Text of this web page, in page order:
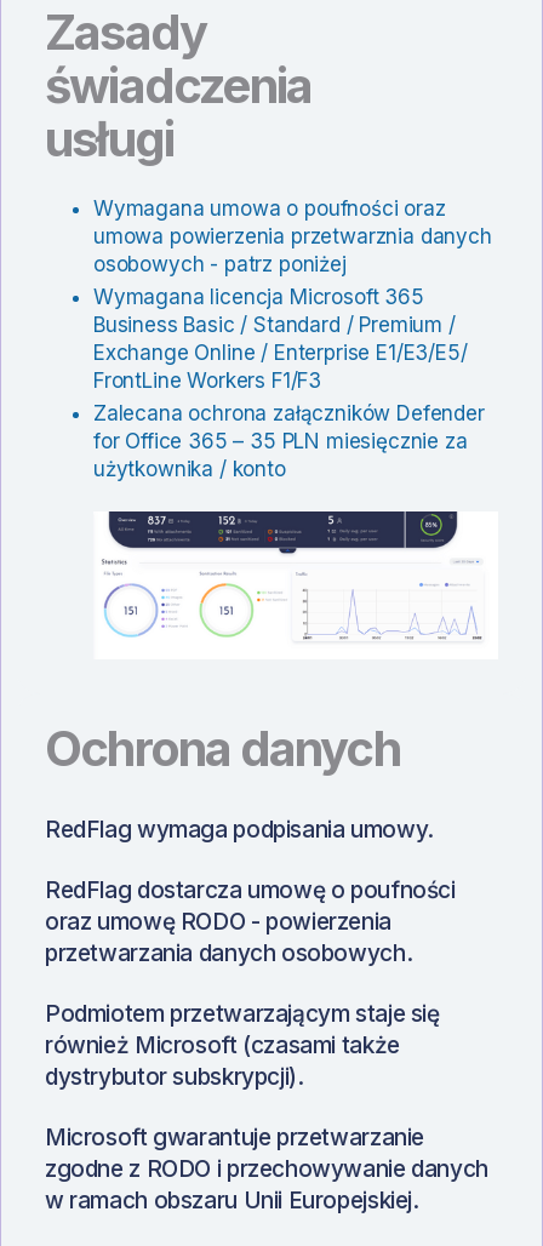
Zasady
świadczenia
usługi
Wymagana umowa o poufności oraz
umowa powierzenia przetwarznia danych
osobowych - patrz poniżej
Wymagana licencja Microsoft 365
Business Basic / Standard / Premium /
Exchange Online / Enterprise E1/E3/E5/
FrontLine Workers F1/F3
Zalecana ochrona załączników Defender
for Office 365 – 35 PLN miesięcznie za
użytkownika / konto
Ochrona danych
RedFlag wymaga podpisania umowy.
RedFlag dostarcza umowę o poufności
oraz umowę RODO - powierzenia
przetwarzania danych osobowych.
Podmiotem przetwarzającym staje się
również Microsoft (czasami także
dystrybutor subskrypcji).
Microsoft gwarantuje przetwarzanie
zgodne z RODO i przechowywanie danych
w ramach obszaru Unii Europejskiej.